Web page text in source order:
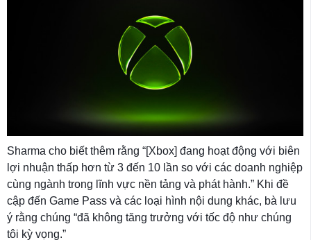
Sharma cho biết thêm rằng “[Xbox] đang hoạt động với biên
lợi nhuận thấp hơn từ 3 đến 10 lần so với các doanh nghiệp
cùng ngành trong lĩnh vực nền tảng và phát hành.” Khi đề
cập đến Game Pass và các loại hình nội dung khác, bà lưu
ý rằng chúng “đã không tăng trưởng với tốc độ như chúng
tôi kỳ vọng.”